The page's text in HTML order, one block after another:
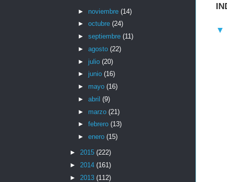
► noviembre (14)
► octubre (24)
► septiembre (11)
► agosto (22)
► julio (20)
► junio (16)
► mayo (16)
► abril (9)
► marzo (21)
► febrero (13)
► enero (15)
► 2015 (222)
► 2014 (161)
► 2013 (112)